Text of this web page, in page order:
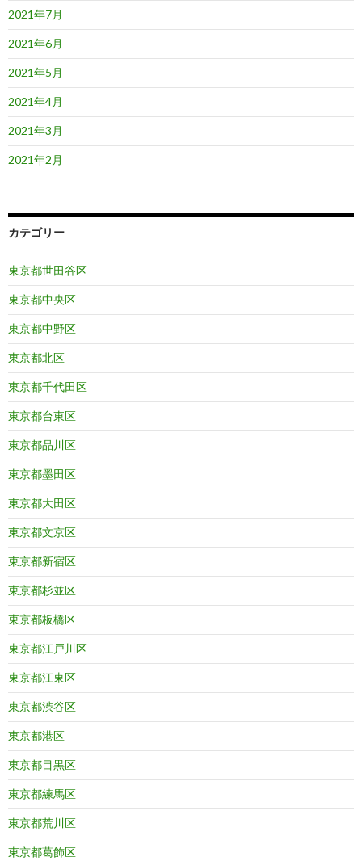
2021年7月
2021年6月
2021年5月
2021年4月
2021年3月
2021年2月
カテゴリー
東京都世田谷区
東京都中央区
東京都中野区
東京都北区
東京都千代田区
東京都台東区
東京都品川区
東京都墨田区
東京都大田区
東京都文京区
東京都新宿区
東京都杉並区
東京都板橋区
東京都江戸川区
東京都江東区
東京都渋谷区
東京都港区
東京都目黒区
東京都練馬区
東京都荒川区
東京都葛飾区